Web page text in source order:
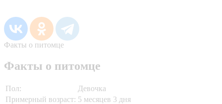
Факты о питомце
Факты о питомце
Пол:
Девочка
Примерный возраст: 5 месяцев 3 дня